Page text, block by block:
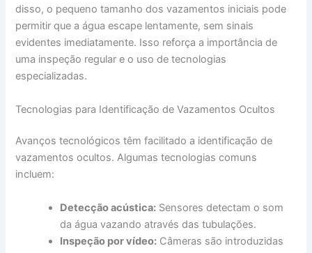
disso, o pequeno tamanho dos vazamentos iniciais pode
permitir que a água escape lentamente, sem sinais
evidentes imediatamente. Isso reforça a importância de
uma inspeção regular e o uso de tecnologias
especializadas.
Tecnologias para Identificação de Vazamentos Ocultos
Avanços tecnológicos têm facilitado a identificação de
vazamentos ocultos. Algumas tecnologias comuns
incluem:
Detecção acústica: Sensores detectam o som
da água vazando através das tubulações.
Inspeção por vídeo: Câmeras são introduzidas